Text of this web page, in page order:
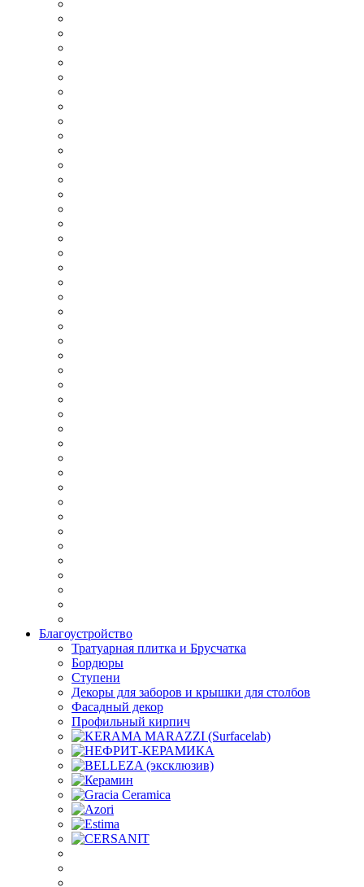
Благоустройство
Тратуарная плитка и Брусчатка
Бордюры
Ступени
Декоры для заборов и крышки для столбов
Фасадный декор
Профильный кирпич